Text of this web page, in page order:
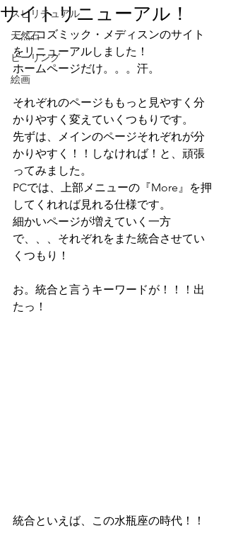
スピリチュアル
天然石
ヒーリング
絵画
サイトリニューアル！
ここコズミック・メディスンのサイト
をリニューアルしました！
ホームページだけ。。。汗。
それぞれのページももっと見やすく分
かりやすく変えていくつもりです。
先ずは、メインのページそれぞれが分
かりやすく！！しなければ！と、頑張
ってみました。
PCでは、上部メニューの『More』を押
してくれれば見れる仕様です。
細かいページが増えていく一方
で、、、それぞれをまた統合させてい
くつもり！
お。統合と言うキーワードが！！！出
たっ！
統合といえば、この水瓶座の時代！！